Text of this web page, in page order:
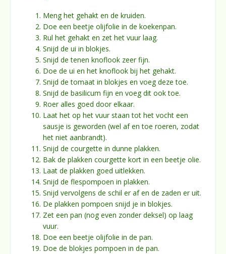
Meng het gehakt en de kruiden.
Doe een beetje olijfolie in de koekenpan.
Rul het gehakt en zet het vuur laag.
Snijd de ui in blokjes.
Snijd de tenen knoflook zeer fijn.
Doe de ui en het knoflook bij het gehakt.
Snijd de tomaat in blokjes en voeg deze toe.
Snijd de basilicum fijn en voeg dit ook toe.
Roer alles goed door elkaar.
Laat het op het vuur staan tot het vocht een
sausje is geworden (wel af en toe roeren, zodat
het niet aanbrandt).
Snijd de courgette in dunne plakken.
Bak de plakken courgette kort in een beetje olie.
Laat de plakken goed uitlekken.
Snijd de flespompoen in plakken.
Snijd vervolgens de schil er af en de zaden er uit.
De plakken pompoen snijd je in blokjes.
Zet een pan (nog even zonder deksel) op laag
vuur.
Doe een beetje olijfolie in de pan.
Doe de blokjes pompoen in de pan.